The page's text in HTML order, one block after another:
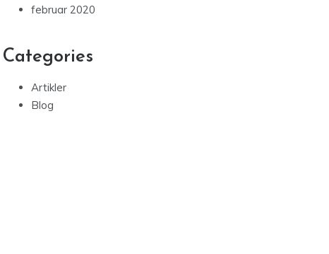
februar 2020
Categories
Artikler
Blog